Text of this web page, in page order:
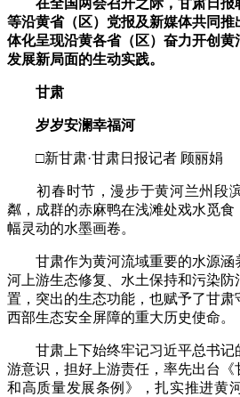
在全国两会召开之际，甘肃日报
等沿黄省（区）党报及新媒体共同
体化呈现沿黄各省（区）奋力开创
发展新局面的生动实践。
甘肃
岁岁安澜幸福河
□新甘肃·甘肃日报记者 顾丽娟
初春时节，漫步于黄河兰州段
粼，成群的赤麻鸭在浅滩处戏水觅
幅灵动的水墨画卷。
甘肃作为黄河流域重要的水源涵
河上游生态修复、水土保持和污染
置，突出的生态功能，也赋予了甘
西部生态安全屏障的重大历史使命。
甘肃上下始终牢记习近平总书记
游意识，担好上游责任，率先出台
和高质量发展条例》，扎实推进黄